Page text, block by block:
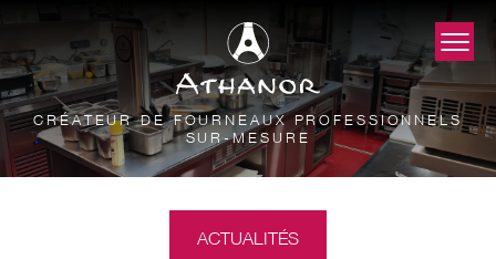
CRÉATEUR DE FOURNEAUX PROFESSIONNELS
SUR-MESURE
ACTUALITÉS